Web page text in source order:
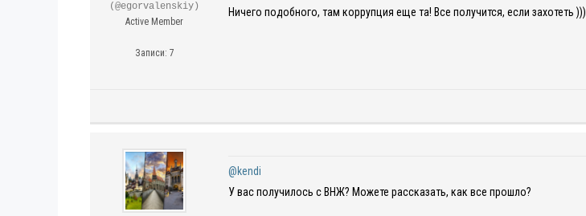
(@egorvalenskiy)
Active Member
Записи: 7
Ничего подобного, там коррупция еще та! Все получится, если захотеть )))
@kendi
У вас получилось с ВНЖ? Можете рассказать, как все прошло?